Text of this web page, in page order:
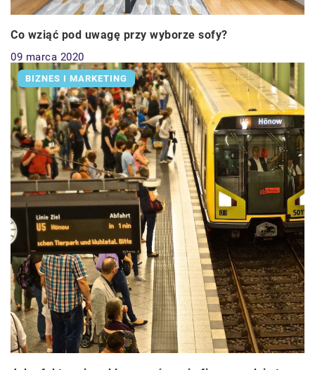
Co wziąć pod uwagę przy wyborze sofy?
09 marca 2020
BIZNES I MARKETING